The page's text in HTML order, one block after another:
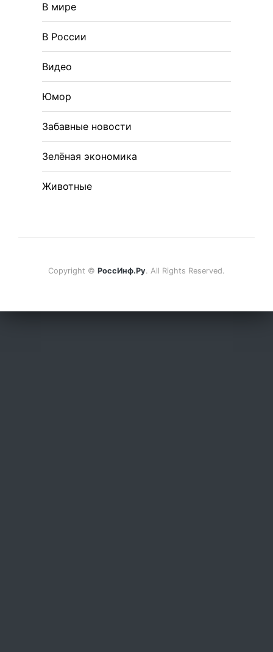
В мире
В России
Видео
Юмор
Забавные новости
Зелёная экономика
Животные
Copyright © РоссИнф.Ру. All Rights Reserved.